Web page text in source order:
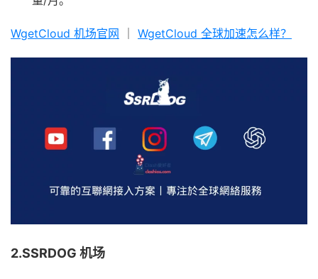
WgetCloud 机场官网 WgetCloud 全球加速怎么样？
2.SSRDOG 机场